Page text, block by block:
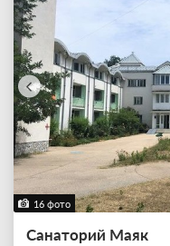
16 фото
Санаторий Маяк